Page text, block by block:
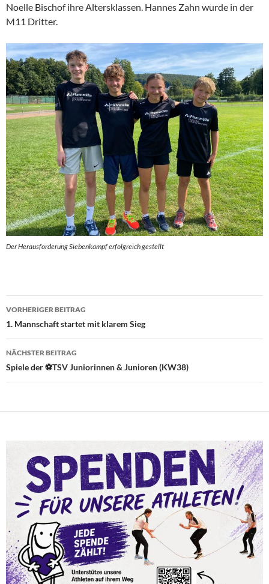
Noelle Bischof ihre Altersklassen. Hannes Zahn wurde in der
M11 Dritter.
Der Herausforderung Siebenkampf erfolgreich gestellt
Beitragsnavigation
VORHERIGER BEITRAG
1. Mannschaft startet mit klarem Sieg
NÄCHSTER BEITRAG
Spiele der ⚽TSV Juniorinnen & Junioren (KW38)